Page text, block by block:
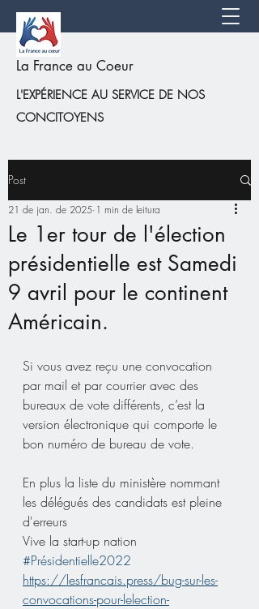
La France au Coeur
L'EXPÉRIENCE AU SERVICE DE NOS
CONCITOYENS
Post
Le 1er tour de l'élection
présidentielle est Samedi
9 avril pour le continent
Américain.
21 de jan. de 2025 1 min de leitura
Si vous avez reçu une convocation
par mail et par courrier avec des
bureaux de vote différents, c’est la
version électronique qui comporte le
bon numéro de bureau de vote.
En plus la liste du ministère nommant
les délégués des candidats est pleine
d'erreurs
Vive la start-up nation
#Présidentielle2022
https://lesfrancais.press/bug-sur-les-
convocations-pour-lelection-